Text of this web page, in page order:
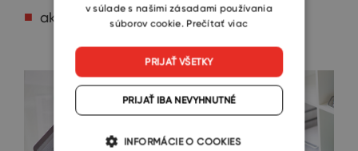
ako dobre je zabezpečený.
v súlade s našimi zásadami používania
súborov cookie. Prečítať viac
PRIJAŤ VŠETKY
PRIJAŤ IBA NEVYHNUTNÉ
INFORMÁCIE O COOKIES